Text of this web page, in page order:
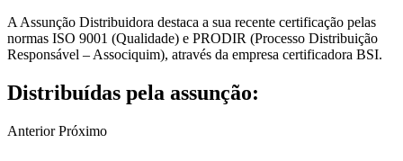
A Assunção Distribuidora destaca a sua recente certificação pelas
normas ISO 9001 (Qualidade) e PRODIR (Processo Distribuição
Responsável – Associquim), através da empresa certificadora BSI.
Distribuídas pela assunção:
Anterior Próximo